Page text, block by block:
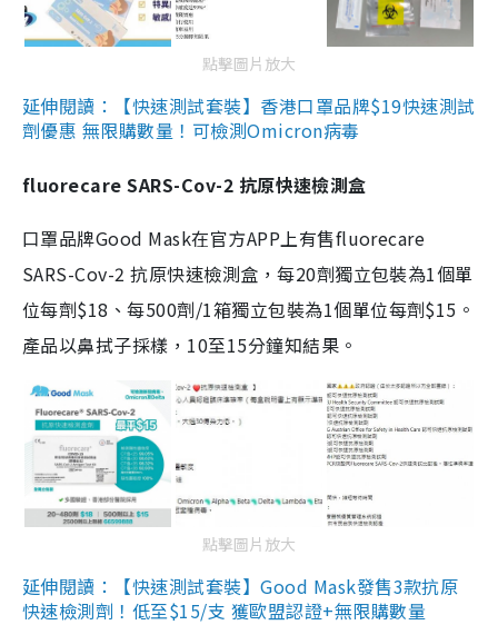
點擊圖片放大
延伸閱讀：【快速測試套裝】香港口罩品牌$19快速測試
劑優惠 無限購數量！可檢測Omicron病毒
fluorecare SARS-Cov-2 抗原快速檢測盒
口罩品牌Good Mask在官方APP上有售fluorecare
SARS-Cov-2 抗原快速檢測盒，每20劑獨立包裝為1個單
位每劑$18、每500劑/1箱獨立包裝為1個單位每劑$15。
產品以鼻拭子採樣，10至15分鐘知結果。
點擊圖片放大
延伸閱讀：【快速測試套裝】Good Mask發售3款抗原
快速檢測劑！低至$15/支 獲歐盟認證+無限購數量